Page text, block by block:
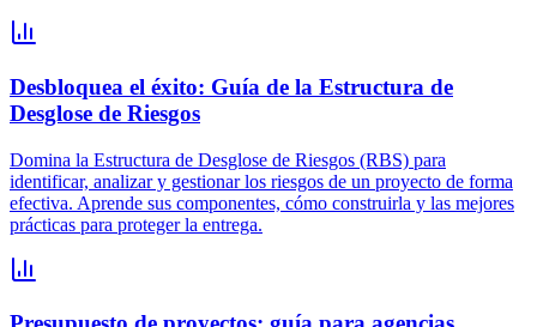
Desbloquea el éxito: Guía de la Estructura de
Desglose de Riesgos
Domina la Estructura de Desglose de Riesgos (RBS) para
identificar, analizar y gestionar los riesgos de un proyecto de forma
efectiva. Aprende sus componentes, cómo construirla y las mejores
prácticas para proteger la entrega.